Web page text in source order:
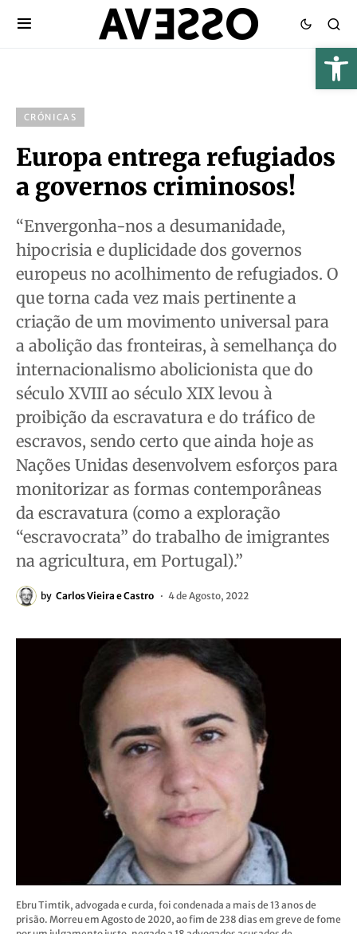
CRÓNICAS
Europa entrega refugiados
a governos criminosos!
“Envergonha-nos a desumanidade,
hipocrisia e duplicidade dos governos
europeus no acolhimento de refugiados. O
que torna cada vez mais pertinente a
criação de um movimento universal para
a abolição das fronteiras, à semelhança do
internacionalismo abolicionista que do
século XVIII ao século XIX levou à
proibição da escravatura e do tráfico de
escravos, sendo certo que ainda hoje as
Nações Unidas desenvolvem esforços para
monitorizar as formas contemporâneas
da escravatura (como a exploração
“escravocrata” do trabalho de imigrantes
na agricultura, em Portugal).”
by Carlos Vieira e Castro 4 de Agosto, 2022
Ebru Timtik, advogada e curda, foi condenada a mais de 13 anos de
prisão. Morreu em Agosto de 2020, ao fim de 238 dias em greve de fome